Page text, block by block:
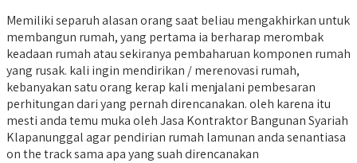
Memiliki separuh alasan orang saat beliau mengakhirkan untuk
membangun rumah, yang pertama ia berharap merombak
keadaan rumah atau sekiranya pembaharuan komponen rumah
yang rusak. kali ingin mendirikan / merenovasi rumah,
kebanyakan satu orang kerap kali menjalani pembesaran
perhitungan dari yang pernah direncanakan. oleh karena itu
mesti anda temu muka oleh Jasa Kontraktor Bangunan Syariah
Klapanunggal agar pendirian rumah lamunan anda senantiasa
on the track sama apa yang suah direncanakan